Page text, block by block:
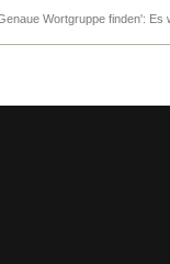
Wortgruppe finden': Es